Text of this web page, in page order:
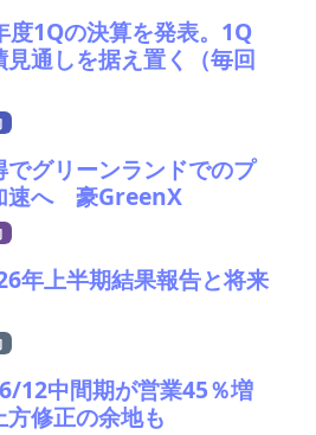
度1Qの決算を発表。1Q
通しを据え置く（毎回
グリーンランドでのプ
速へ 豪GreenX
年上半期結果報告と将来
12中間期が営業45％増
修正の余地も